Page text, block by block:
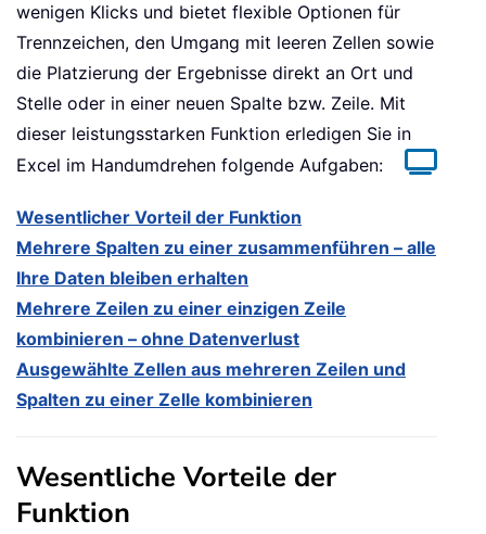
wenigen Klicks und bietet flexible Optionen für
Trennzeichen, den Umgang mit leeren Zellen sowie
die Platzierung der Ergebnisse direkt an Ort und
Stelle oder in einer neuen Spalte bzw. Zeile. Mit
dieser leistungsstarken Funktion erledigen Sie in
Excel im Handumdrehen folgende Aufgaben:
Wesentlicher Vorteil der Funktion
Mehrere Spalten zu einer zusammenführen – alle
Ihre Daten bleiben erhalten
Mehrere Zeilen zu einer einzigen Zeile
kombinieren – ohne Datenverlust
Ausgewählte Zellen aus mehreren Zeilen und
Spalten zu einer Zelle kombinieren
Wesentliche Vorteile der
Funktion